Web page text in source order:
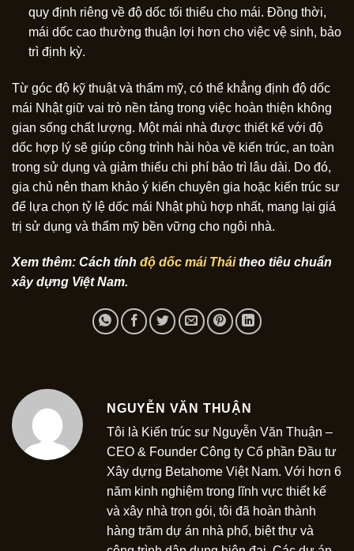
quy định riêng về độ dốc tối thiểu cho mái. Đồng thời,
mái dốc cao thường thuận lợi hơn cho việc vệ sinh, bảo
trì định kỳ.
Từ góc độ kỹ thuật và thẩm mỹ, có thể khẳng định độ dốc
mái Nhật giữ vai trò nền tảng trong việc hoàn thiện không
gian sống chất lượng. Một mái nhà được thiết kế với độ
dốc hợp lý sẽ giúp công trình hài hòa về kiến trúc, an toàn
trong sử dụng và giảm thiểu chi phí bảo trì lâu dài. Do đó,
gia chủ nên tham khảo ý kiến chuyên gia hoặc kiến trúc sư
để lựa chọn tỷ lệ dốc mái Nhật phù hợp nhất, mang lại giá
trị sử dụng và thẩm mỹ bền vững cho ngôi nhà.
Xem thêm: Cách tính độ dốc mái Tháitheo tiêu chuẩn
xây dựng Việt Nam.
NGUYỄN VĂN THUẬN
Tôi là Kiến trúc sư Nguyễn Văn Thuận –
CEO & Founder Công ty Cổ phần Đầu tư
Xây dựng Betahome Việt Nam. Với hơn 6
năm kinh nghiệm trong lĩnh vực thiết kế
và xây nhà trọn gói, tôi đã hoàn thành
hàng trăm dự án nhà phố, biệt thự và